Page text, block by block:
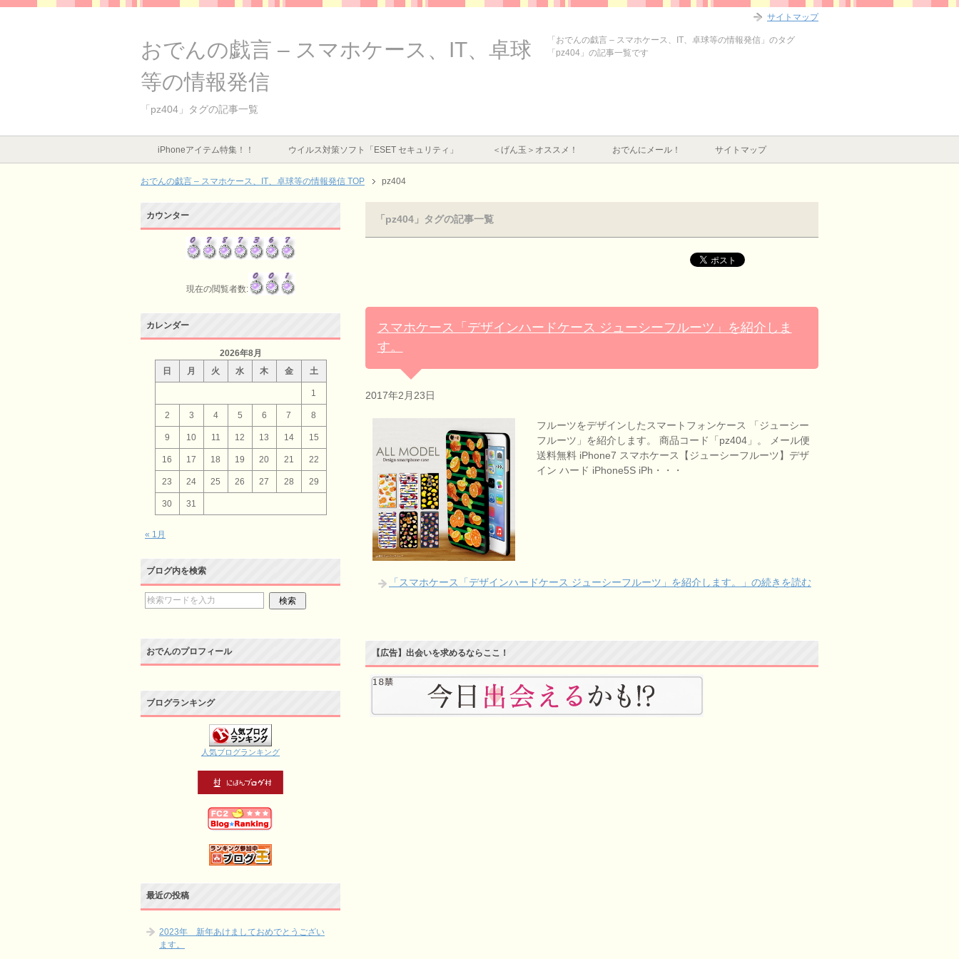
おでんの戯言 – スマホケース、IT、卓球
等の情報発信
「pz404」タグの記事一覧
「おでんの戯言 – スマホケース、IT、卓球等の情報発信」のタグ
「pz404」の記事一覧です
iPhoneアイテム特集！！ ウイルス対策ソフト「ESET セキュリティ」 ＜げん玉＞オススメ！ おでんにメール！ サイトマップ
おでんの戯言 – スマホケース、IT、卓球等の情報発信 TOP pz404
「pz404」タグの記事一覧
スマホケース「デザインハードケース ジューシーフルーツ」を紹介しま
す。
2017年2月23日
フルーツをデザインしたスマートフォンケース 「ジューシー
フルーツ」を紹介します。 商品コード「pz404」。 メール便
送料無料 iPhone7 スマホケース【ジューシーフルーツ】デザ
イン ハード iPhone5S iPh・・・
「スマホケース「デザインハードケース ジューシーフルーツ」を紹介します。」の続きを読む
【広告】出会いを求めるならここ！
カウンター
現在の閲覧者数:
カレンダー
2026年8月
日
月 火 水 木 金 土
1
2 3 4 5 6 7 8
9 10 11 12 13 14 15
16 17 18 19 20 21 22
23 24 25 26 27 28 29
30 31
« 1月
ブログ内を検索
おでんのプロフィール
ブログランキング
人気ブログランキング
最近の投稿
2023年 新年あけましておめでとうござい
ます。
サイトマップ